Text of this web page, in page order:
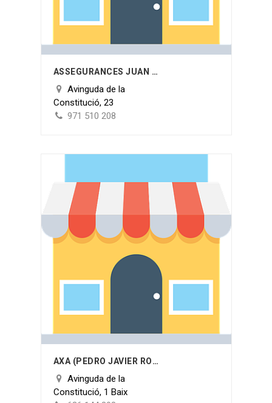
ASSEGURANCES JUAN SIMONET
Avinguda de la
Constitució, 23
971 510 208
AXA (PEDRO JAVIER ROTGER POU)
Avinguda de la
Constitució, 1 Baix